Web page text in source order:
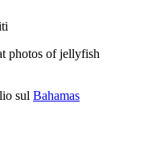
photos of jellyfish
sul Bahamas